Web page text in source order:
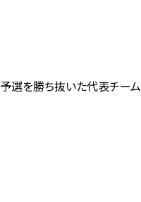
選を勝ち抜いた代表チーム